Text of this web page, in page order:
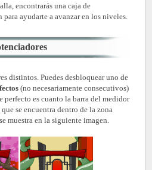
encontrarás una caja de
para ayudarte a avanzar en los niveles.
distintos. Puedes desbloquear uno de
(no necesariamente consecutivos)
perfecto es cuanto la barra del medidor
se encuentra dentro de la zona
muestra en la siguiente imagen.